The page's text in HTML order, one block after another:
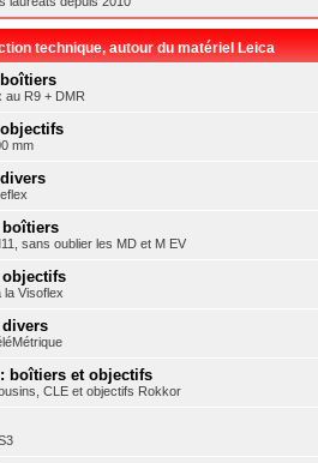
technique, autour du matériel Leica
au R9 + DMR
mm
boîtiers
sans oublier les MD et M EV
objectifs
la Visoflex
divers
boîtiers et objectifs
CLE et objectifs Rokkor